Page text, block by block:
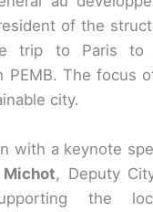
of the
trip to Paris to
PEMB. The focus
city.
with a keynote
, Deputy
the